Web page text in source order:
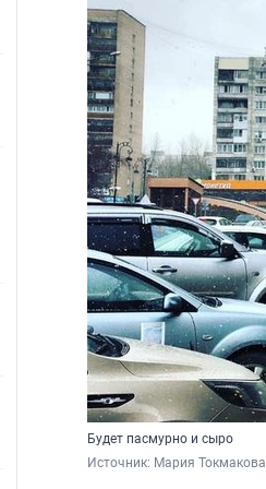
Будет пасмурно и сыро
Источник: Мария Токмакова